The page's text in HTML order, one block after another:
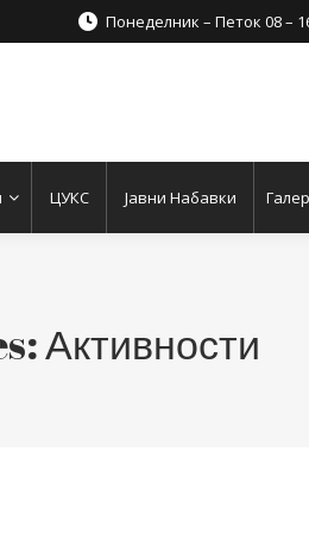
Понеделник – Петок 08 –
ЦУКС Јавни Набавки
Активности